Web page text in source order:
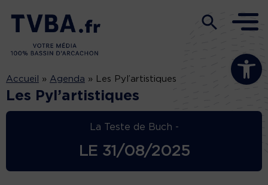
Ouvrir la
Accueil » Agenda » Les Pyl’artistiques
Les Pyl’artistiques
La Teste de Buch -
LE 31/08/2025